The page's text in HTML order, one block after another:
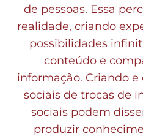
de pessoas. Essa
realidade, criando
possibilidades
conteúdo e
informação. Criando
sociais de trocas de
sociais podem
produzir